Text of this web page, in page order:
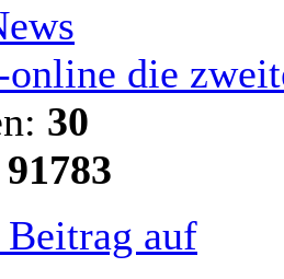
die
30
91783
Beitrag auf